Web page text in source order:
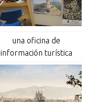
una oficina de
información turística